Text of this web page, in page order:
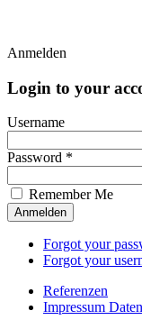
Anmelden
Login to your
Username
Password *
Remember Me
Forgot your
Forgot your
Referenzen
Impressum